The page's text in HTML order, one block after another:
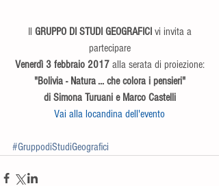
Il GRUPPO DI STUDI GEOGRAFICI vi invita a
partecipare
Venerdì 3 febbraio 2017 alla serata di proiezione:
"Bolivia - Natura ... che colora i pensieri"
di Simona Turuani e Marco Castelli
Vai alla locandina dell'evento
#GruppodiStudiGeografici